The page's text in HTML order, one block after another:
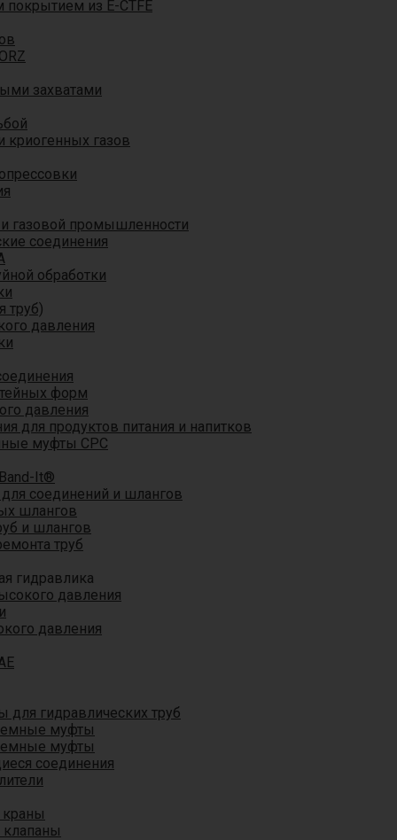
покрытием из E-CTFE
захватами
криогенных газов
газовой промышленности
соединения
обработки
труб)
давления
форм
давления
для продуктов питания и напитков
муфты CPC
It®
соединений и шлангов
шлангов
и шлангов
труб
гидравлика
давления
давления
гидравлических труб
муфты
муфты
соединения
клапаны